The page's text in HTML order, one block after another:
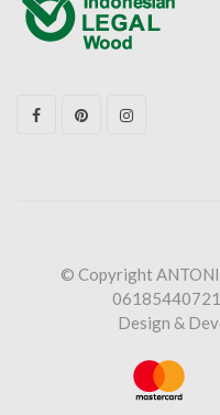
© Copyright
Design &